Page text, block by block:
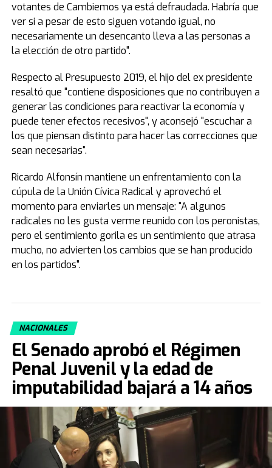
votantes de Cambiemos ya está defraudada. Habría que
ver si a pesar de esto siguen votando igual, no
necesariamente un desencanto lleva a las personas a
la elección de otro partido".
Respecto al Presupuesto 2019, el hijo del ex presidente
resaltó que "contiene disposiciones que no contribuyen a
generar las condiciones para reactivar la economía y
puede tener efectos recesivos", y aconsejó "escuchar a
los que piensan distinto para hacer las correcciones que
sean necesarias".
Ricardo Alfonsín mantiene un enfrentamiento con la
cúpula de la Unión Cívica Radical y aprovechó el
momento para enviarles un mensaje: "A algunos
radicales no les gusta verme reunido con los peronistas,
pero el sentimiento gorila es un sentimiento que atrasa
mucho, no advierten los cambios que se han producido
en los partidos".
NACIONALES
El Senado aprobó el Régimen
Penal Juvenil y la edad de
imputabilidad bajará a 14 años